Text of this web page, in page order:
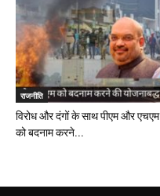
राजनीति
विरोध और दंगों के साथ पीएम और एचएम
को बदनाम करने...